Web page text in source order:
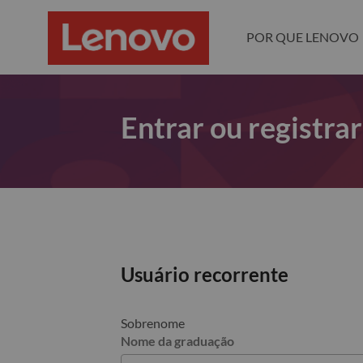
POR QUE LENOVO
Entrar ou
Usuário recorrente
Sobrenome
Nome da graduação